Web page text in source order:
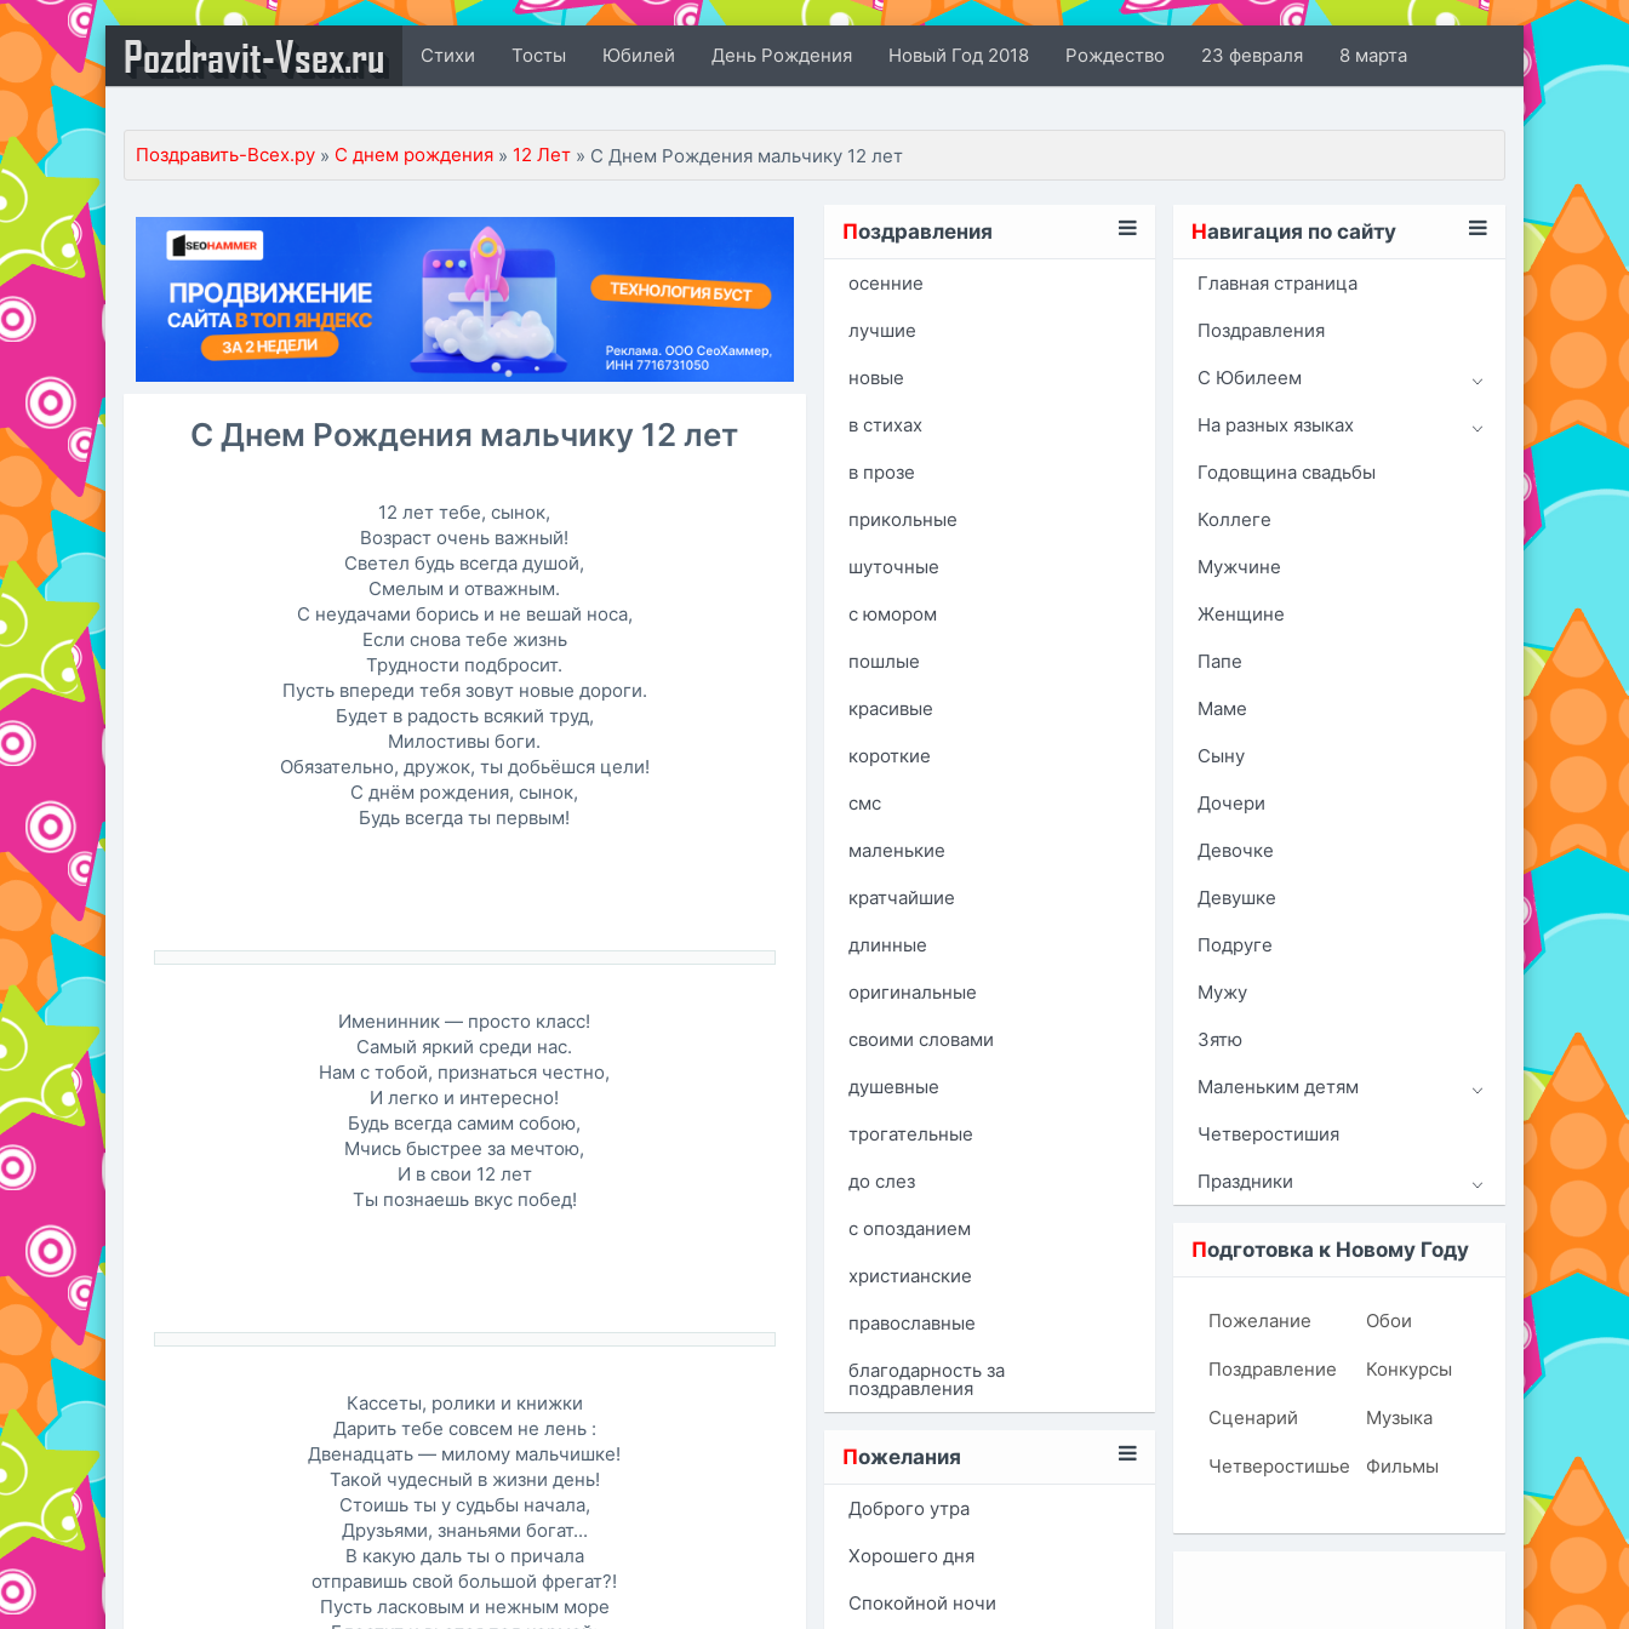
Pozdravit-Vsex.ru Стихи Тосты Юбилей День Рождения Новый Год 2018 Рождество 23 февраля 8 марта
Поздравить-Всех.ру » С днем рождения » 12 Лет » С Днем Рождения мальчику 12 лет
С Днем Рождения мальчику 12 лет
12 лет тебе, сынок,
Возраст очень важный!
Светел будь всегда душой,
Смелым и отважным.
С неудачами борись и не вешай носа,
Если снова тебе жизнь
Трудности подбросит.
Пусть впереди тебя зовут новые дороги.
Будет в радость всякий труд,
Милостивы боги.
Обязательно, дружок, ты добьёшся цели!
С днём рождения, сынок,
Будь всегда ты первым!
Именинник — просто класс!
Самый яркий среди нас.
Нам с тобой, признаться честно,
И легко и интересно!
Будь всегда самим собою,
Мчись быстрее за мечтою,
И в свои 12 лет
Ты познаешь вкус побед!
Кассеты, ролики и книжки
Дарить тебе совсем не лень :
Двенадцать — милому мальчишке!
Такой чудесный в жизни день!
Стоишь ты у судьбы начала,
Друзьями, знаньями богат...
В какую даль ты о причала
отправишь свой большой фрегат?!
Пусть ласковым и нежным море
Поздравления
осенние
лучшие
новые
в стихах
в прозе
прикольные
шуточные
с юмором
пошлые
красивые
короткие
смс
маленькие
кратчайшие
длинные
оригинальные
своими словами
душевные
трогательные
до слез
с опозданием
христианские
православные
благодарность за
поздравления
Пожелания
Доброго утра
Хорошего дня
Спокойной ночи
Навигация по сайту
Главная страница
Поздравления
С Юбилеем
На разных языках
Годовщина свадьбы
Коллеге
Мужчине
Женщине
Папе
Маме
Сыну
Дочери
Девочке
Девушке
Подруге
Мужу
Зятю
Маленьким детям
Четверостишия
Праздники
Подготовка к Новому Году
Пожелание
Поздравление
Сценарий
Четверостишье
Обои
Конкурсы
Музыка
Фильмы